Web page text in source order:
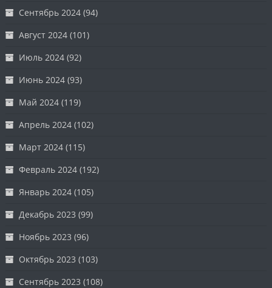
Сентябрь 2024 (94)
Август 2024 (101)
Июль 2024 (92)
Июнь 2024 (93)
Май 2024 (119)
Апрель 2024 (102)
Март 2024 (115)
Февраль 2024 (192)
Январь 2024 (105)
Декабрь 2023 (99)
Ноябрь 2023 (96)
Октябрь 2023 (103)
Сентябрь 2023 (108)